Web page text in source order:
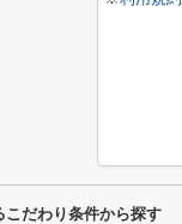
こだわり条件から探す